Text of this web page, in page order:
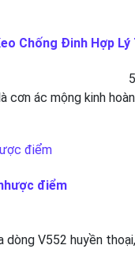
Chống Đinh Hợp Lý
cơn ác mộng kinh
điểm
dòng V552 huyền